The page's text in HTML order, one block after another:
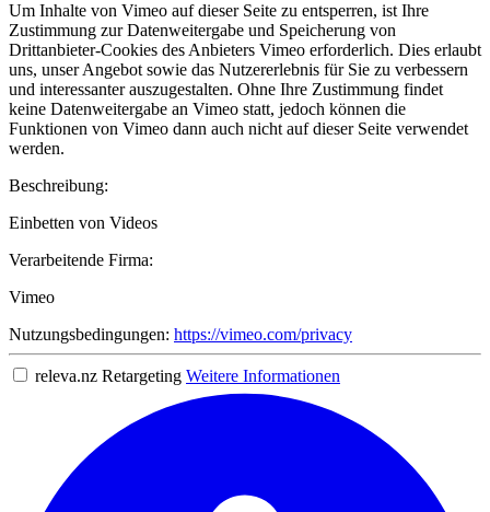
Um Inhalte von Vimeo auf dieser Seite zu entsperren, ist Ihre
Zustimmung zur Datenweitergabe und Speicherung von
Drittanbieter-Cookies des Anbieters Vimeo erforderlich. Dies erlaubt
uns, unser Angebot sowie das Nutzererlebnis für Sie zu verbessern
und interessanter auszugestalten. Ohne Ihre Zustimmung findet
keine Datenweitergabe an Vimeo statt, jedoch können die
Funktionen von Vimeo dann auch nicht auf dieser Seite verwendet
werden.
Beschreibung:
Einbetten von Videos
Verarbeitende Firma:
Vimeo
Nutzungsbedingungen: https://vimeo.com/privacy
releva.nz Retargeting Weitere Informationen